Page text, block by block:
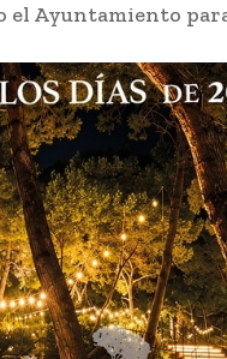
el Ayuntamiento